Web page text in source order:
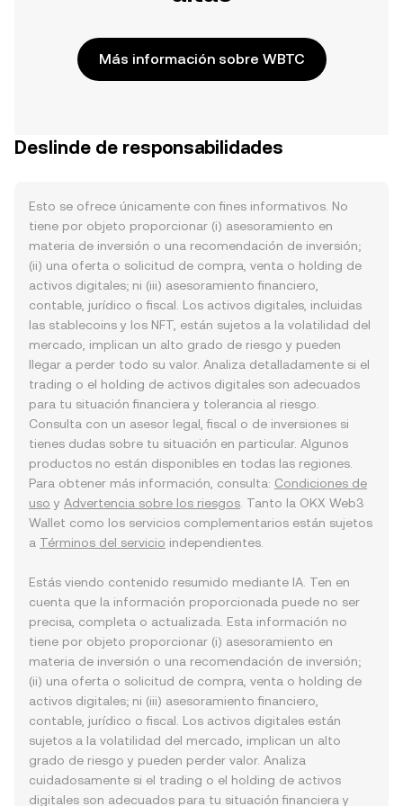
Más información sobre WBTC
Deslinde de responsabilidades
Esto se ofrece únicamente con fines informativos. No
tiene por objeto proporcionar (i) asesoramiento en
materia de inversión o una recomendación de inversión;
(ii) una oferta o solicitud de compra, venta o holding de
activos digitales; ni (iii) asesoramiento financiero,
contable, jurídico o fiscal. Los activos digitales, incluidas
las stablecoins y los NFT, están sujetos a la volatilidad del
mercado, implican un alto grado de riesgo y pueden
llegar a perder todo su valor. Analiza detalladamente si el
trading o el holding de activos digitales son adecuados
para tu situación financiera y tolerancia al riesgo.
Consulta con un asesor legal, fiscal o de inversiones si
tienes dudas sobre tu situación en particular. Algunos
productos no están disponibles en todas las regiones.
Para obtener más información, consulta: Condiciones de
uso y Advertencia sobre los riesgos . Tanto la OKX Web3
Wallet como los servicios complementarios están sujetos
a Términos del servicio independientes.
Estás viendo contenido resumido mediante IA. Ten en
cuenta que la información proporcionada puede no ser
precisa, completa o actualizada. Esta información no
tiene por objeto proporcionar (i) asesoramiento en
materia de inversión o una recomendación de inversión;
(ii) una oferta o solicitud de compra, venta o holding de
activos digitales; ni (iii) asesoramiento financiero,
contable, jurídico o fiscal. Los activos digitales están
sujetos a la volatilidad del mercado, implican un alto
grado de riesgo y pueden perder valor. Analiza
cuidadosamente si el trading o el holding de activos
digitales son adecuados para tu situación financiera y